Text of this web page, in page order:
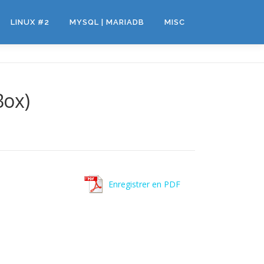
LINUX #2 MYSQL | MARIADB MISC
Enregistrer en PDF